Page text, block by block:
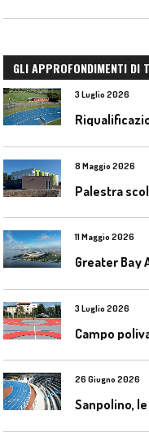
GLI APPROFONDIMENTI DI
3 Luglio 2026
8 Maggio 2026
Palestra
11 Maggio 2026
Greater Bay
3 Luglio 2026
Campo
26 Giugno 2026